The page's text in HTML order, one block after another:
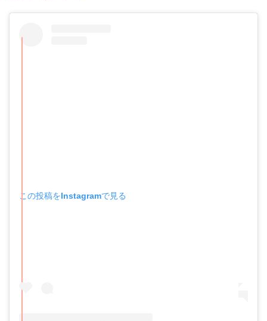
この投稿をInstagramで見る